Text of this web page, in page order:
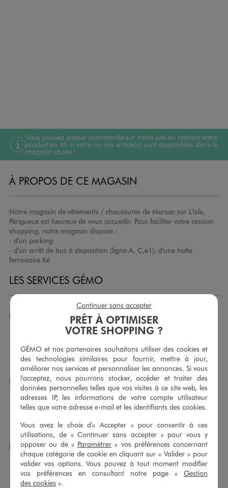
Vous pouvez passer commande sur notre site en retirant votre
produit en 4h si votre ou vos article(s) sont disponibles dans le
magasin choisi !
À PROPOS DE CE MAGASIN
Notre magasin de vêtements / chaussures de Marsac sur L'Isle,
Périgueux est heureux de vous accueillir. Pour faciliter votre session
shopping, notre magasin dispose :
- d'un parking
- d'un arrêt de bus à disposition (ligne A, C,e1), d'une halte
ferroviaire K6
LES SERVICES GÉMO
JE PEUX CHANGER D’AVIS
Nous échangeons et vous proposons un avoir ou un
sous 30 jours, sur simple présentation du ticket de caisse,
dans tous les magasins GÉMO.
JE PEUX FAIRE RETOUCHER MES ARTICLES
Ourlets, ceintures… vous avez la possibilité de faire
retoucher vos articles textiles dans nos magasins. Les tarifs
conditions en magasins.
J’AIME FAIRE PLAISIR
Nous vous proposons des cartes cadeaux GÉMO d’un
montant au choix entre 10€ et 150€. Les cartes cadeau
GÉMO sont valables 1 an, utilisables en plusieurs fois, pour
PRÊT À OPTIMISER
VOTRE SHOPPING ?
GÉMO et nos partenaires souhaitons utiliser des cookies et
des technologies similaires pour fournir, mettre à jour,
améliorer nos services et personnaliser les annonces. Si vous
l'acceptez, nous pourrons stocker, accéder et traiter des
données personnelles telles que vos visites à ce site web, les
adresses IP, les informations de votre compte utilisateur
telles que votre adresse e-mail et les identifiants des cookies.
Vous avez le choix d'« Accepter » pour consentir à ces
utilisations, de « Continuer sans accepter » pour vous y
opposer ou de « Paramétrer » vos préférences concernant
chaque catégorie de cookie en cliquant sur « Valider » pour
valider vos options. Vous pouvez à tout moment modifier
vos préférences en consultant notre page « Gestion
des cookies ».
Continuer sans accepter